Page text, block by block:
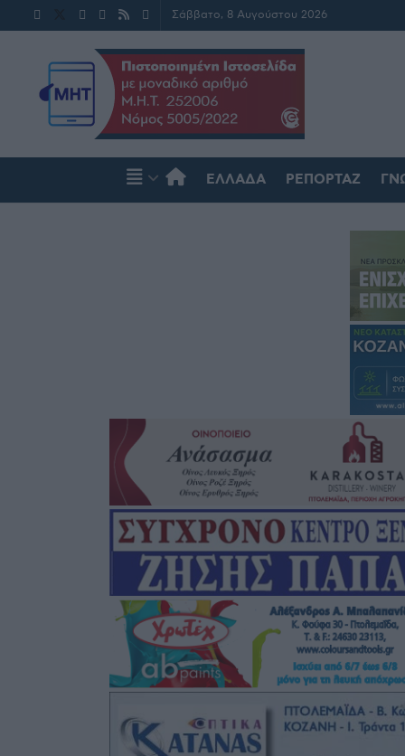
Σάββατο, 8 Αυγούστου 2026
ΕΛΛΆΔΑ ΡΕΠΟΡΤΆΖ